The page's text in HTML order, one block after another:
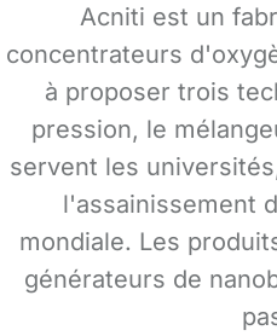
Acniti est un
concentrateurs
à proposer trois
pression, le
servent les
l'assainissement
mondiale. Les
générateurs de